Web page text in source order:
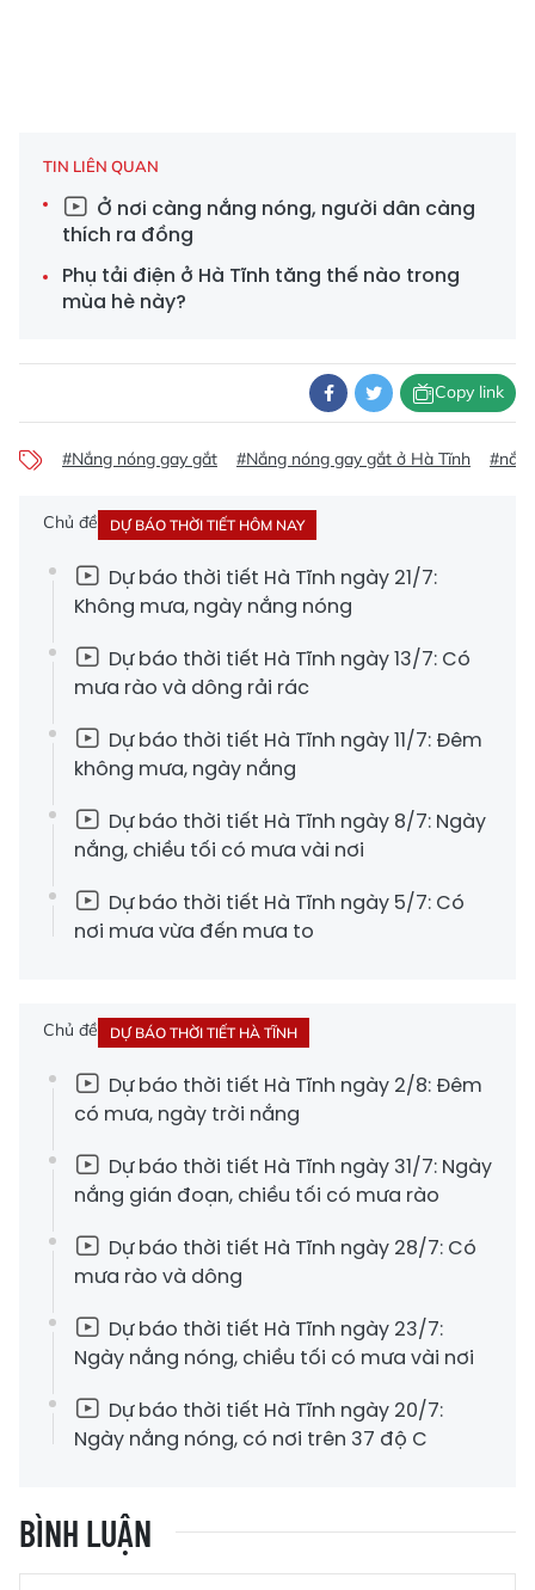
TIN LIÊN QUAN
Ở nơi càng nắng nóng, người dân càng
thích ra đồng
Phụ tải điện ở Hà Tĩnh tăng thế nào trong
mùa hè này?
Copy link
#Nắng nóng gay gắt #Nắng nóng gay gắt ở Hà Tĩnh
Chủ đề DỰ BÁO THỜI TIẾT HÔM NAY
Dự báo thời tiết Hà Tĩnh ngày 21/7:
Không mưa, ngày nắng nóng
Dự báo thời tiết Hà Tĩnh ngày 13/7: Có
mưa rào và dông rải rác
Dự báo thời tiết Hà Tĩnh ngày 11/7: Đêm
không mưa, ngày nắng
Dự báo thời tiết Hà Tĩnh ngày 8/7: Ngày
nắng, chiều tối có mưa vài nơi
Dự báo thời tiết Hà Tĩnh ngày 5/7: Có
nơi mưa vừa đến mưa to
Chủ đề DỰ BÁO THỜI TIẾT HÀ TĨNH
Dự báo thời tiết Hà Tĩnh ngày 2/8: Đêm
có mưa, ngày trời nắng
Dự báo thời tiết Hà Tĩnh ngày 31/7: Ngày
nắng gián đoạn, chiều tối có mưa rào
Dự báo thời tiết Hà Tĩnh ngày 28/7: Có
mưa rào và dông
Dự báo thời tiết Hà Tĩnh ngày 23/7:
Ngày nắng nóng, chiều tối có mưa vài nơi
Dự báo thời tiết Hà Tĩnh ngày 20/7:
Ngày nắng nóng, có nơi trên 37 độ C
BÌNH LUẬN